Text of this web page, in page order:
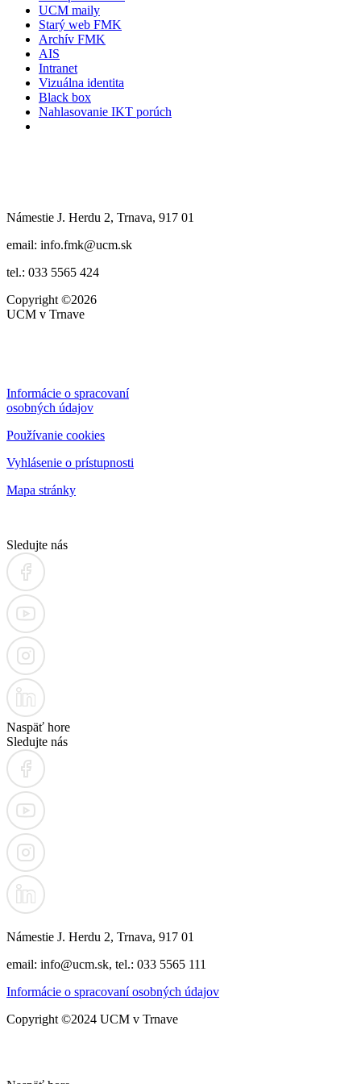
UCM maily
Starý web FMK
Archív FMK
AIS
Intranet
Vizuálna identita
Black box
Nahlasovanie IKT porúch
Námestie J. Herdu 2, Trnava, 917 01
email: info.fmk@ucm.sk
tel.: 033 5565 424
Copyright ©2026
UCM v Trnave
Informácie o spracovaní
osobných údajov
Používanie cookies
Vyhlásenie o prístupnosti
Mapa stránky
Sledujte nás
Naspäť hore
Sledujte nás
Námestie J. Herdu 2, Trnava, 917 01
email: info@ucm.sk, tel.: 033 5565 111
Informácie o spracovaní osobných údajov
Copyright ©2024 UCM v Trnave